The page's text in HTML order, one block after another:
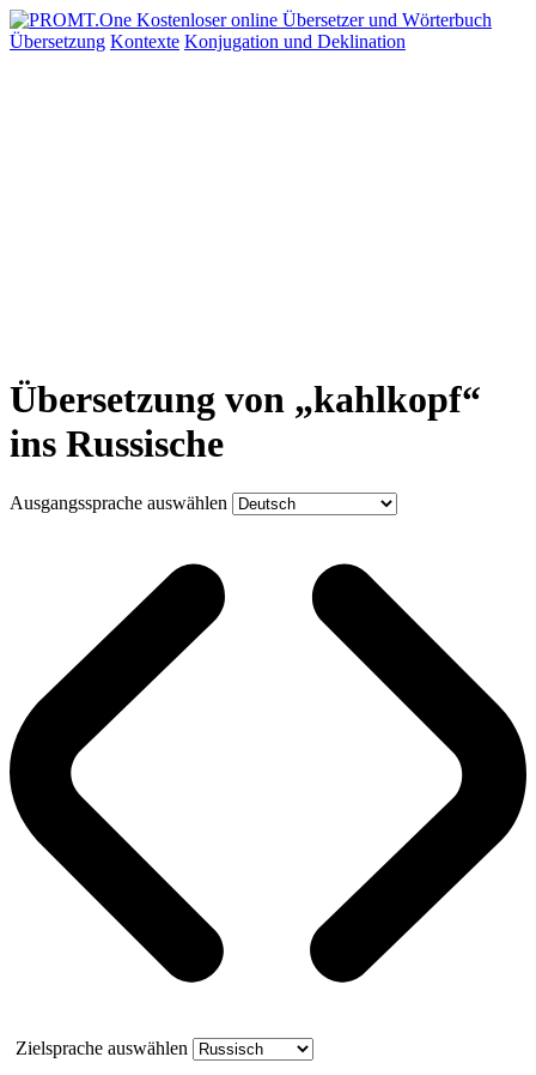
Übersetzung Kontexte Konjugation und Deklination
Übersetzung von „kahlkopf“
ins Russische
Ausgangssprache auswählen
Zielsprache auswählen